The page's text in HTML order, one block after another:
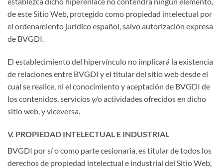
de este Sitio Web, protegido como propiedad intelectual por
el ordenamiento jurídico español, salvo autorización expresa
de BVGDI.
El establecimiento del hipervínculo no implicará la existencia
de relaciones entre BVGDI y el titular del sitio web desde el
cual se realice, ni el conocimiento y aceptación de BVGDI de
los contenidos, servicios y/o actividades ofrecidos en dicho
sitio web, y viceversa.
V. PROPIEDAD INTELECTUAL E INDUSTRIAL
BVGDI por sí o como parte cesionaria, es titular de todos los
derechos de propiedad intelectual e industrial del Sitio Web,